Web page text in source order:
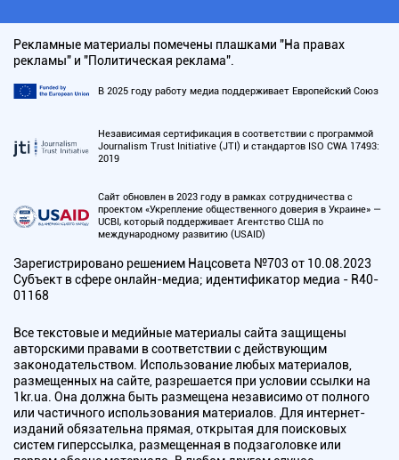
Рекламные материалы помечены плашками "На правах
рекламы" и "Политическая реклама".
В 2025 году работу медиа поддерживает Европейский Союз
Независимая сертификация в соответствии с программой
Journalism Trust Initiative (JTI) и стандартов ISO CWA 17493:
2019
Сайт обновлен в 2023 году в рамках сотрудничества с
проектом «Укрепление общественного доверия в Украине» —
UCBI, который поддерживает Агентство США по
международному развитию (USAID)
Зарегистрировано решением Нацсовета №703 от 10.08.2023
Субъект в сфере онлайн-медиа; идентификатор медиа - R40-
01168
Все текстовые и медийные материалы сайта защищены
авторскими правами в соответствии с действующим
законодательством. Использование любых материалов,
размещенных на сайте, разрешается при условии ссылки на
1kr.ua. Она должна быть размещена независимо от полного
или частичного использования материалов. Для интернет-
изданий обязательна прямая, открытая для поисковых
систем гиперссылка, размещенная в подзаголовке или